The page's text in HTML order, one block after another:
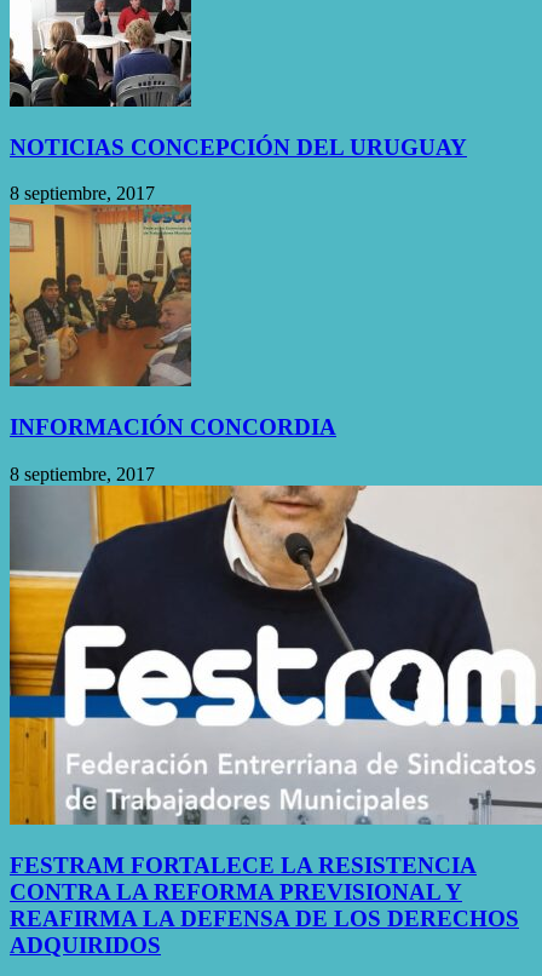
NOTICIAS CONCEPCIÓN DEL URUGUAY
8 septiembre, 2017
INFORMACIÓN CONCORDIA
8 septiembre, 2017
FESTRAM FORTALECE LA RESISTENCIA
CONTRA LA REFORMA PREVISIONAL Y
REAFIRMA LA DEFENSA DE LOS DERECHOS
ADQUIRIDOS